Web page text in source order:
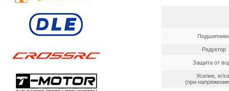
Редуктор
Защита от
Усилие, кг/
(при